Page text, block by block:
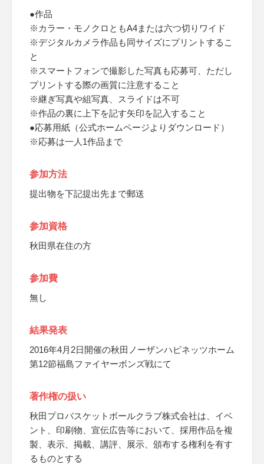
●作品
※カラー・モノクロともA4または六つ切りワイド
※デジタルカメラ作品も同サイズにプリントするこ
と
※スマートフォンで撮影した写真も応募可、ただし
プリントする際の画質に注意すること
※継ぎ写真や組写真、スライドは不可
※作品の裏に上下を記す矢印を記入すること
●応募用紙（公式ホームページよりダウンロード）
※応募は一人1作品まで
参加方法
提出物を下記提出先まで郵送
参加資格
秋田県在住の方
参加費
無し
結果発表
2016年4月2日開催の秋田ノーザンハピネッツホーム
第12節福島ファイヤーボンズ戦にて
著作権の扱い
秋田プロバスケットボールクラブ株式会社は、イベ
ント、印刷物、宣伝広告等において、採用作品を複
製、表示、掲載、講評、展示、頒布する権利を有す
るものとする